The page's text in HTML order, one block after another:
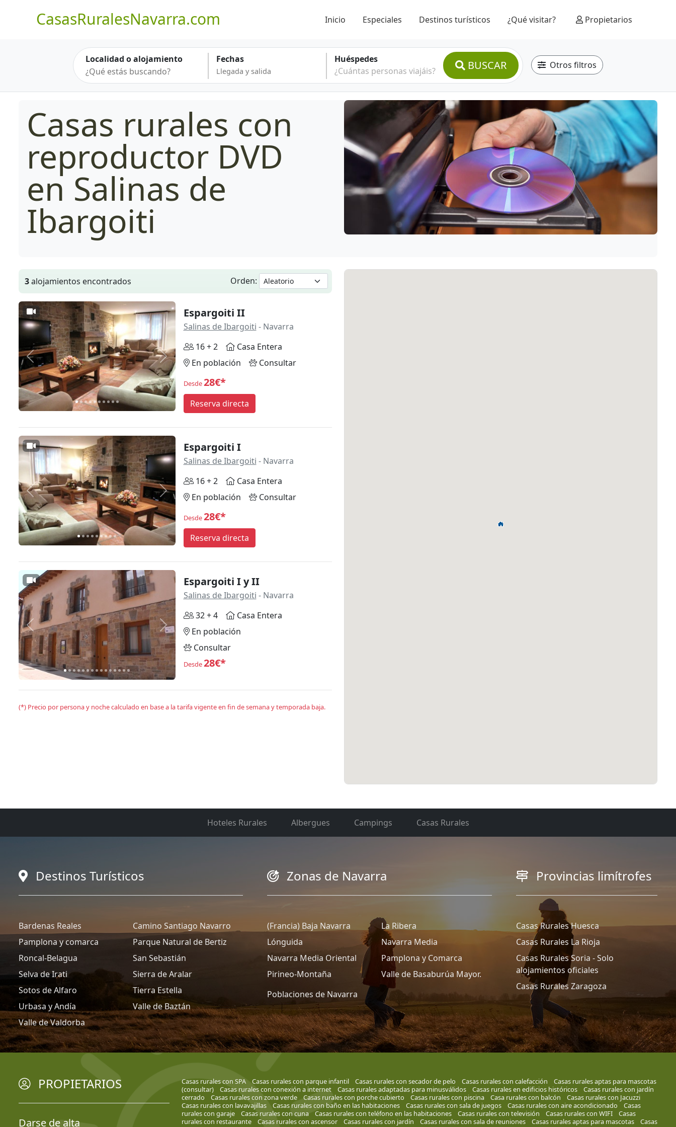
CasasRuralesNavarra.com Inicio Especiales Destinos turísticos ¿Qué visitar? Propietarios
Localidad o alojamiento Fechas
Huéspedes
¿Cuántas personas viajáis?
BUSCAR Otros filtros
Casas rurales con
reproductor DVD
en Salinas de
Ibargoiti
3alojamientos encontrados Orden:
Anterior Siguiente
Espargoiti II
Salinas de Ibargoiti - Navarra
16 + 2
Casa Entera
En población
Consultar
Desde28€*
Reserva directa
Anterior Siguiente
Espargoiti I
Salinas de Ibargoiti - Navarra
16 + 2
Casa Entera
En población
Consultar
Desde28€*
Reserva directa
Anterior Siguiente
Espargoiti I y II
Salinas de Ibargoiti - Navarra
32 + 4
Casa Entera
En población
Consultar
Desde28€*
(*) Precio por persona y noche calculado en base a la tarifa vigente en fin de semana y temporada baja.
Hoteles Rurales Albergues Campings Casas Rurales
Destinos Turísticos
Bardenas Reales
Camino Santiago Navarro
Pamplona y comarca
Parque Natural de Bertiz
Roncal-Belagua
San Sebastián
Selva de Irati
Sierra de Aralar
Sotos de Alfaro
Tierra Estella
Urbasa y Andía
Valle de Baztán
Valle de Valdorba
Zonas de Navarra
(Francia) Baja Navarra
La Ribera
Lónguida
Navarra Media
Navarra Media Oriental
Pamplona y Comarca
Pirineo-Montaña
Valle de Basaburúa Mayor.
Poblaciones de Navarra
Provincias limítrofes
Casas Rurales Huesca
Casas Rurales La Rioja
Casas Rurales Soria - Solo
alojamientos oficiales
Casas Rurales Zaragoza
PROPIETARIOS
Darse de alta
Casas rurales con SPA Casas rurales con parque infantil Casas rurales con secador de pelo Casas rurales con calefacción
Casas rurales aptas para mascotas
(consultar)
Casas rurales con conexión a internet Casas rurales adaptadas para minusválidos Casas rurales en edificios históricos
Casas rurales con jardín
cerrado
Casas rurales con zona verde Casas rurales con porche cubierto Casas rurales con piscina Casa rurales con balcón
Casas rurales con Jacuzzi
Casas rurales con lavavajillas
Casas rurales con baño en las habitaciones Casas rurales con sala de juegos Casas rurales con aire acondicionado
Casas
rurales con garaje
Casas rurales con cuna Casas rurales con teléfono en las habitaciones Casas rurales con televisión Casas rurales con WIFI
Casas
rurales con restaurante
Casas rurales con ascensor Casas rurales con jardín Casas rurales con sala de reuniones Casas rurales aptas para mascotas
Casas